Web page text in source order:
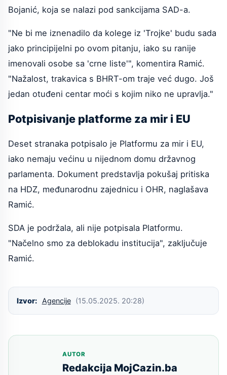
Bojanić, koja se nalazi pod sankcijama SAD-a.
"Ne bi me iznenadilo da kolege iz 'Trojke' budu sada
jako principijelni po ovom pitanju, iako su ranije
imenovali osobe sa 'crne liste'", komentira Ramić.
"Nažalost, trakavica s BHRT-om traje već dugo. Još
jedan otuđeni centar moći s kojim niko ne upravlja."
Potpisivanje platforme za mir i EU
Deset stranaka potpisalo je Platformu za mir i EU,
iako nemaju većinu u nijednom domu državnog
parlamenta. Dokument predstavlja pokušaj pritiska
na HDZ, međunarodnu zajednicu i OHR, naglašava
Ramić.
SDA je podržala, ali nije potpisala Platformu.
"Načelno smo za deblokadu institucija", zaključuje
Ramić.
Izvor: Agencije (15.05.2025. 20:28)
AUTOR
Redakcija MojCazin.ba